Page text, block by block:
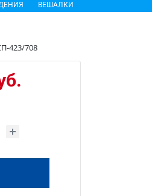
ВЕШАЛКИ
423/708